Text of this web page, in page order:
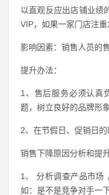
以直观反应出店铺业绩
VIP，如果一家门店注重
影响因素：销售人员的
提升办法：
1、售后服务必须认真
题，树立良好的品牌形象
2、在节假日、促销日的
销售下降原因分析和提
1、 分析调查产品市场
如：是不是竞争对手一